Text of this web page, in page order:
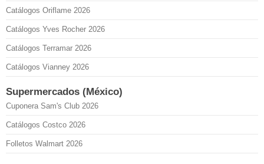
Catálogos Oriflame 2026
Catálogos Yves Rocher 2026
Catálogos Terramar 2026
Catálogos Vianney 2026
Supermercados (México)
Cuponera Sam's Club 2026
Catálogos Costco 2026
Folletos Walmart 2026